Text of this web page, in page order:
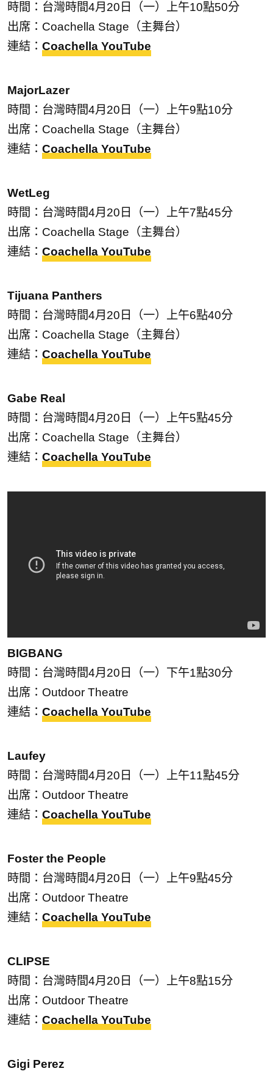
時間：台灣時間4月20日（一）上午10點50分
出席：Coachella Stage（主舞台）
連結： Coachella YouTube
MajorLazer
時間：台灣時間4月20日（一）上午9點10分
出席：Coachella Stage（主舞台）
連結： Coachella YouTube
WetLeg
時間：台灣時間4月20日（一）上午7點45分
出席：Coachella Stage（主舞台）
連結： Coachella YouTube
Tijuana Panthers
時間：台灣時間4月20日（一）上午6點40分
出席：Coachella Stage（主舞台）
連結： Coachella YouTube
Gabe Real
時間：台灣時間4月20日（一）上午5點45分
出席：Coachella Stage（主舞台）
連結： Coachella YouTube
BIGBANG
時間：台灣時間4月20日（一）下午1點30分
出席：Outdoor Theatre
連結： Coachella YouTube
Laufey
時間：台灣時間4月20日（一）上午11點45分
出席：Outdoor Theatre
連結： Coachella YouTube
Foster the People
時間：台灣時間4月20日（一）上午9點45分
出席：Outdoor Theatre
連結： Coachella YouTube
CLIPSE
時間：台灣時間4月20日（一）上午8點15分
出席：Outdoor Theatre
連結： Coachella YouTube
Gigi Perez